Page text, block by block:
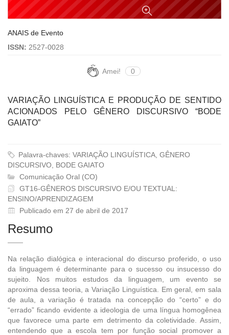
ANAIS de Evento
ISSN: 2527-0028
Amei! 0
VARIAÇÃO LINGUÍSTICA E PRODUÇÃO DE SENTIDO
ACIONADOS PELO GÊNERO DISCURSIVO “BODE
GAIATO”
Palavra-chaves: VARIAÇÃO LINGUÍSTICA, GÊNERO
DISCURSIVO, BODE GAIATO
Comunicação Oral (CO)
GT16-GÊNEROS DISCURSIVO E/OU TEXTUAL:
ENSINO/APRENDIZAGEM
Publicado em 27 de abril de 2017
Resumo
Na relação dialógica e interacional do discurso proferido, o uso
da linguagem é determinante para o sucesso ou insucesso do
sujeito. Nos muitos estudos da linguagem, um evento se
aproxima dessa teoria, a Variação Linguística. Em geral, em sala
de aula, a variação é tratada na concepção do “certo” e do
“errado” ficando evidente a ideologia de uma língua homogênea
que favorece uma parte em detrimento da coletividade. Assim,
entendendo que a escola tem por função social promover a